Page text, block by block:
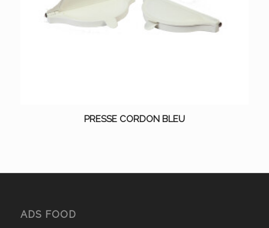
PRESSE CORDON BLEU
ADS FOOD